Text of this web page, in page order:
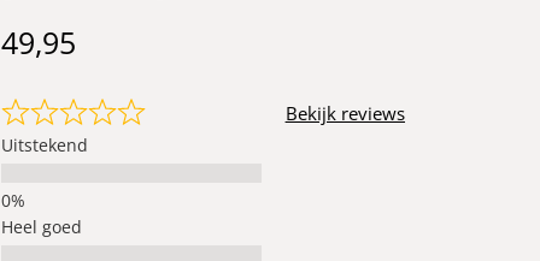
49,95
Uitstekend
Heel goed
Bekijk reviews